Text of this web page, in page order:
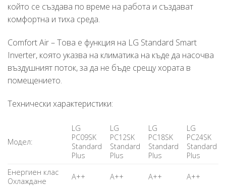
който се създава по време на работа и създават
комфортна и тиха среда.
Comfort Air – Това е функция на LG Standard Smart
Inverter, която указва на климатика на къде да насочва
въздушният поток, за да не бъде срещу хората в
помещението.
Технически характеристики:
Модел:
LG
PC09SK
Standard
Plus
LG
PC12SK
Standard
Plus
LG
PC18SK
Standard
Plus
LG
PC24SK
Standard
Plus
Енергиен клас
Охлаждане
A++ A++ A++ A++